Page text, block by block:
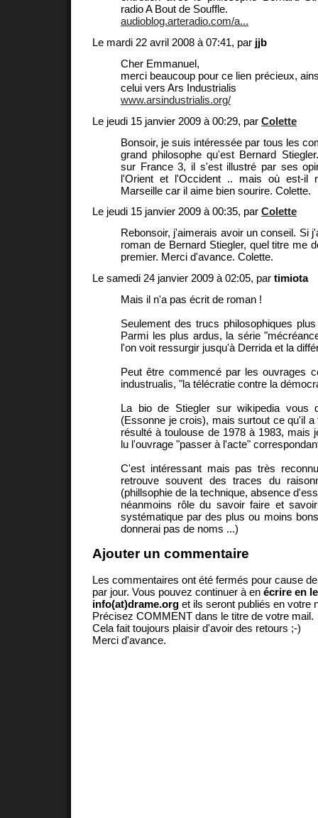
radio A Bout de Souffle.
audioblog.arteradio.com/a...
Le mardi 22 avril 2008 à 07:41, par jjb
Cher Emmanuel,
merci beaucoup pour ce lien précieux,
celui vers Ars Industrialis
www.arsindustrialis.org/
Le jeudi 15 janvier 2009 à 00:29, par Colette
Bonsoir, je suis intéressée par tous les
grand philosophe qu'est Bernard
sur France 3, il s'est illustré par ses
l'Orient et l'Occident .. mais où est-il
Marseille car il aime bien sourire. Colette.
Le jeudi 15 janvier 2009 à 00:35, par Colette
Rebonsoir, j'aimerais avoir un conseil. Si
roman de Bernard Stiegler, quel titre me
premier. Merci d'avance. Colette.
Le samedi 24 janvier 2009 à 02:05, par timiota
Mais il n'a pas écrit de roman !
Seulement des trucs philosophiques
Parmi les plus ardus, la série
l'on voit ressurgir jusqu'à Derrida et la
Peut être commencé par les ouvrages
industrualis, "la télécratie contre la
La bio de Stiegler sur wikipedia vous
(Essonne je crois), mais surtout ce qu'il a
résulté à toulouse de 1978 à 1983, mais
lu l'ouvrage "passer à l'acte"
C'est intéressant mais pas très
retrouve souvent des traces du
(phillsophie de la technique, absence
néanmoins rôle du savoir faire et
systématique par des plus ou moins
donnerai pas de noms ...)
Ajouter un commentaire
Les commentaires ont été fermés pour cause
par jour. Vous pouvez continuer à en écrire en
info(at)drame.org et ils seront publiés en votre
Précisez COMMENT dans le titre de votre mail.
Cela fait toujours plaisir d'avoir des retours ;-)
Merci d'avance.